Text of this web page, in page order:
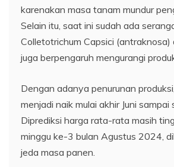
karenakan masa tanam mundur
Selain itu, saat ini sudah ada
Colletotrichum Capsici (antraknosa)
juga berpengaruh mengurangi
Dengan adanya penurunan
menjadi naik mulai akhir Juni sampai
Diprediksi harga rata-rata masih
minggu ke-3 bulan Agustus 2024,
jeda masa panen.